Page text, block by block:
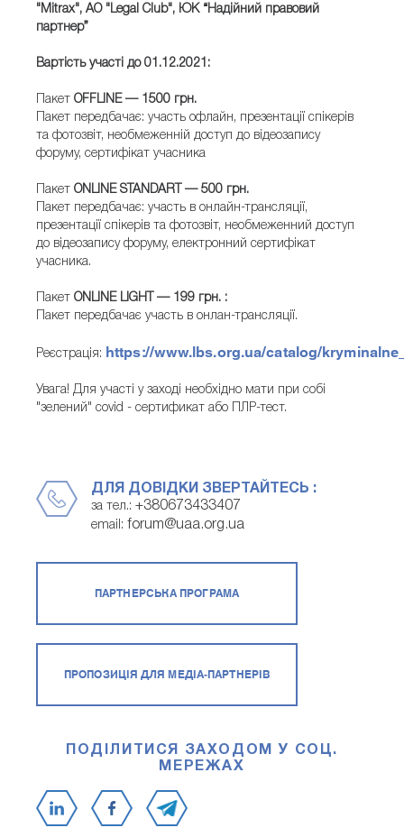
"Mitrax", АО "Legal Club", ЮК “Надійний правовий
партнер”
Вартість участі до 01.12.2021:
Пакет OFFLINE — 1500 грн.
Пакет передбачає: участь офлайн, презентації спікерів
та фотозвіт, необмеженній доступ до відеозапису
форуму, сертифікат учасника
Пакет ONLINE STANDART — 500 грн.
Пакет передбачає: участь в онлайн-трансляції,
презентації спікерів та фотозвіт, необмеженний доступ
до відеозапису форуму, електронний сертифікат
учасника.
Пакет ONLINE LIGHT — 199 грн. :
Пакет передбачає участь в онлан-трансляції.
Реєстрація: https://www.lbs.org.ua/catalog/
Увага! Для участі у заході необхідно мати при собі
"зелений" covid - сертификат або ПЛР-тест.
ДЛЯ ДОВІДКИ ЗВЕРТАЙТЕСЬ :
за тел.: +380673433407
email: forum@uaa.org.ua
ПАРТНЕРСЬКА ПРОГРАМА
ПРОПОЗИЦІЯ ДЛЯ МЕДІА-ПАРТНЕРІВ
ПОДІЛИТИСЯ ЗАХОДОМ У СОЦ.
МЕРЕЖАХ